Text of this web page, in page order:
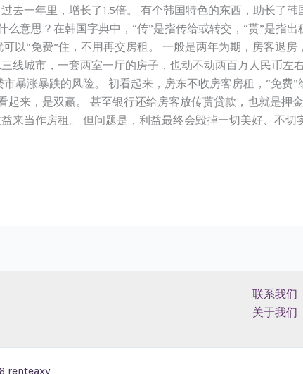
去一年里，增长了1.5倍。 有个韩国特色的东西，助长了韩
意思？在韩国字典中，“传”是指传给或转交，“贳”是指出
以“免费”住，不用再交房租。 一般是两年为期，房客退房
线城市，一套两室一厅的房子，也动不动两百万人民币左
暴涨暴跌的风险。 初看起来，房东不收房客房租，“免费”
来，是双赢。 甚至银行还给房客放传贳贷款，也就是押金
当作房租。 但问题是，利益最终会毁掉一切美好、不切
联系我们
关于我们
renteaxy